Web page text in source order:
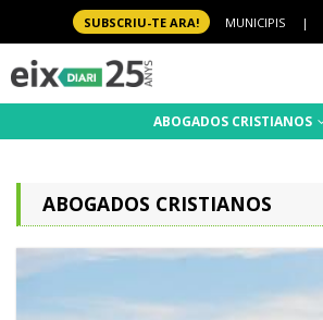
SUBSCRIU-TE ARA! MUNICIPIS |
ABOGADOS CRISTIANOS
ABOGADOS CRISTIANOS